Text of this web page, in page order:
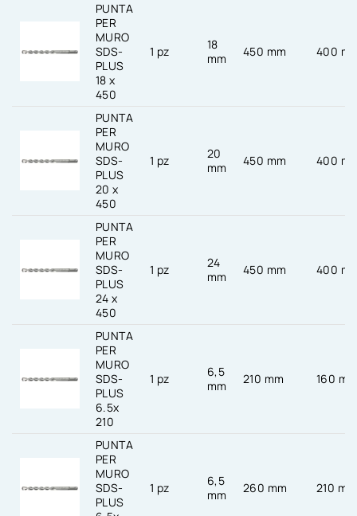
PUNTA
PER
MURO
SDS-
PLUS
18 x
450
1 pz
18
mm
450 mm 400
PUNTA
PER
MURO
SDS-
PLUS
20 x
450
1 pz
20
mm
450 mm 400
PUNTA
PER
MURO
SDS-
PLUS
24 x
450
1 pz
24
mm
450 mm 400
PUNTA
PER
MURO
SDS-
PLUS
6.5x
210
1 pz
6,5
mm
210 mm 160
PUNTA
PER
MURO
SDS-
PLUS
1 pz
6,5
mm
260 mm 210 mm